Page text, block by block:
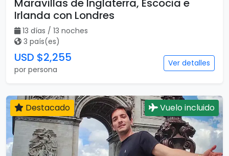
Maravillas de Inglaterra, Escocia e
Irlanda con Londres
13 días / 13 noches
3 país(es)
USD $2,255
por persona
Ver detalles
Destacado Vuelo incluido